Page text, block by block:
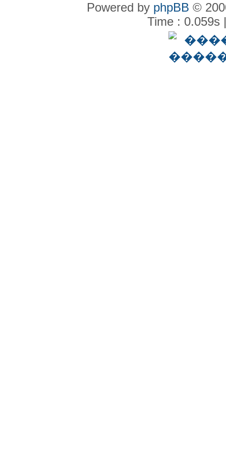
Powered by phpBB ©
Time : 0.059s